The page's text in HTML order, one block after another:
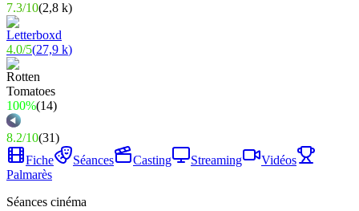
7.3/10(2,8 k)
4.0/5(27,9 k)
100%(14)
8.2/10(31)
Fiche
Séances Casting Streaming
Vidéos
Palmarès
Séances cinéma